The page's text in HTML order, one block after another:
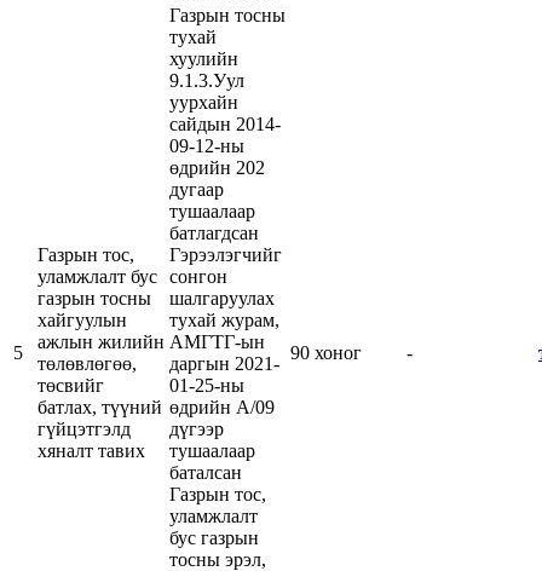
5
Газрын тос,
уламжлалт бус
газрын тосны
хайгуулын
ажлын жилийн
төлөвлөгөө,
төсвийг
батлах, түүний
гүйцэтгэлд
хяналт тавих
Газрын тосны
тухай
хуулийн
9.1.3.Уул
уурхайн
сайдын 2014-
09-12-ны
өдрийн 202
дугаар
тушаалаар
батлагдсан
Гэрээлэгчийг
сонгон
шалгаруулах
тухай журам,
АМГТГ-ын
даргын 2021-
01-25-ны
өдрийн А/09
дүгээр
тушаалаар
баталсан
Газрын тос,
уламжлалт
бус газрын
тосны эрэл,
90 хоног -